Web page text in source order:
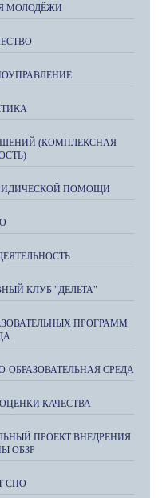
МОЛОДЁЖИ
(КОМПЛЕКСНАЯ
ПОМОЩИ
КЛУБ "ДЕЛЬТА"
ПРОГРАММ
СРЕДА
КАЧЕСТВА
ПРОЕКТ ВНЕДРЕНИЯ
ОБЗР
СПО